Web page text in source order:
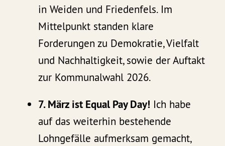
in Weiden und Friedenfels. Im
Mittelpunkt standen klare
Forderungen zu Demokratie, Vielfalt
und Nachhaltigkeit, sowie der Auftakt
zur Kommunalwahl 2026.
7. März ist Equal Pay Day! Ich habe
auf das weiterhin bestehende
Lohngefälle aufmerksam gemacht,